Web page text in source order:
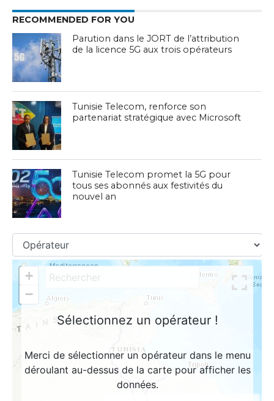
RECOMMENDED FOR YOU
Parution dans le JORT de l’attribution
de la licence 5G aux trois opérateurs
Tunisie Telecom, renforce son
partenariat stratégique avec Microsoft
Tunisie Telecom promet la 5G pour
tous ses abonnés aux festivités du
nouvel an